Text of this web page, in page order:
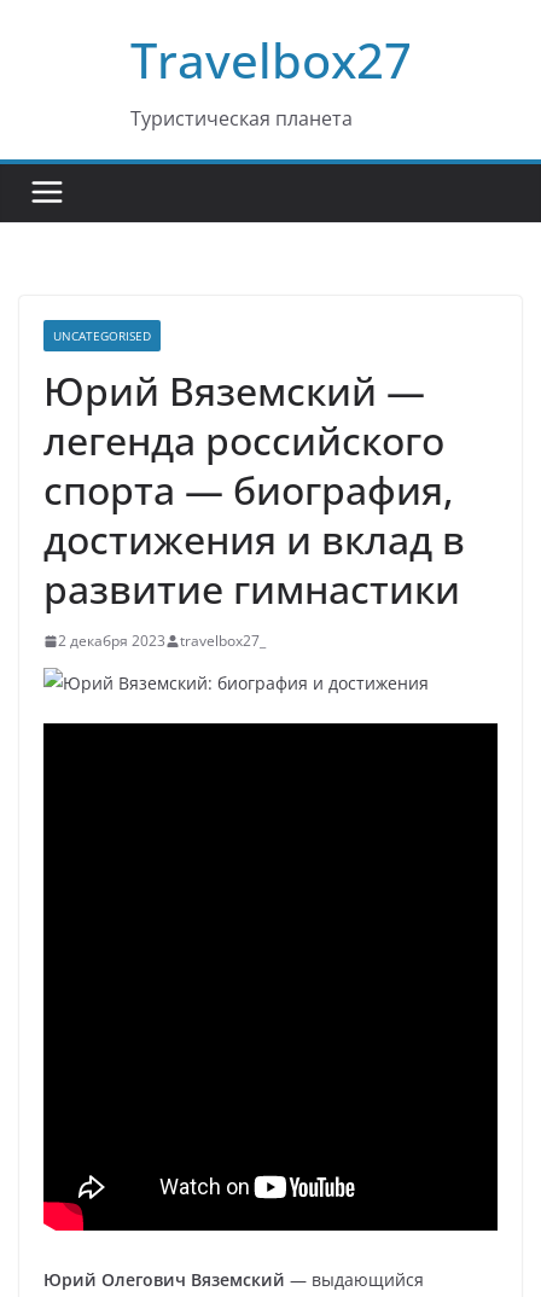
Travelbox27
Туристическая планета
UNCATEGORISED
Юрий Вяземский —
легенда российского
спорта — биография,
достижения и вклад в
развитие гимнастики
2 декабря 2023 travelbox27_
Юрий Олегович Вяземский — выдающийся